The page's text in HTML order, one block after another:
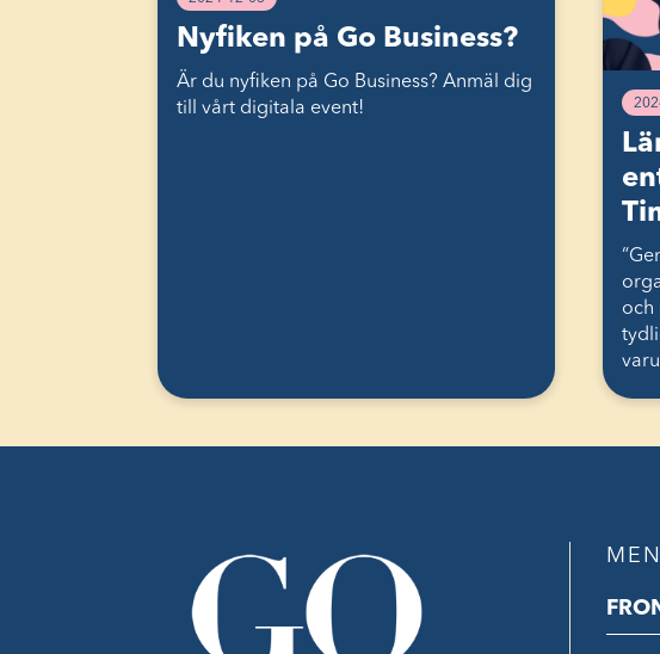
Nyfiken på Go Business?
Är du nyfiken på Go Business? Anmäl dig
till vårt digitala event!
och